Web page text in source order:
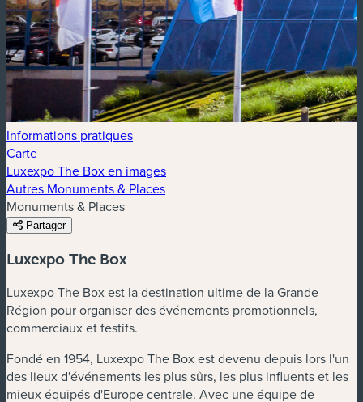
Informations pratiques
Carte
Luxexpo The Box en images
Autres Monuments & Places
Monuments & Places
Partager
Luxexpo The Box
Luxexpo The Box est la destination ultime de la Grande
Région pour organiser des événements promotionnels,
commerciaux et festifs.
Fondé en 1954, Luxexpo The Box est devenu depuis lors l'un
des lieux d'événements les plus sûrs, les plus influents et les
mieux équipés d'Europe centrale. Avec une équipe de